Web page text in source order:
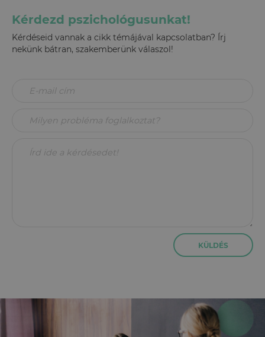
Kérdezd pszichológusunkat!
Kérdéseid vannak a cikk témájával kapcsolatban? Írj
nekünk bátran, szakemberünk válaszol!
KÜLDÉS